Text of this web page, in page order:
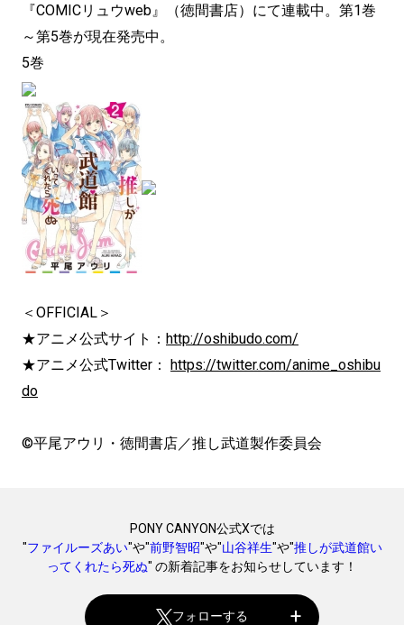
『COMICリュウweb』（徳間書店）にて連載中。第1巻
～第5巻が現在発売中。
5巻
＜OFFICIAL＞
★アニメ公式サイト： http://oshibudo.com/
★アニメ公式Twitter： https://twitter.com/anime_oshibu
do
©平尾アウリ・徳間書店／推し武道製作委員会
PONY CANYON公式Xでは
"ファイルーズあい"や"前野智昭"や"山谷祥生"や"推しが武道館い
ってくれたら死ぬ" の新着記事をお知らせしています！
フォローする